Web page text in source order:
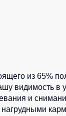
из 65%
видимость в
и